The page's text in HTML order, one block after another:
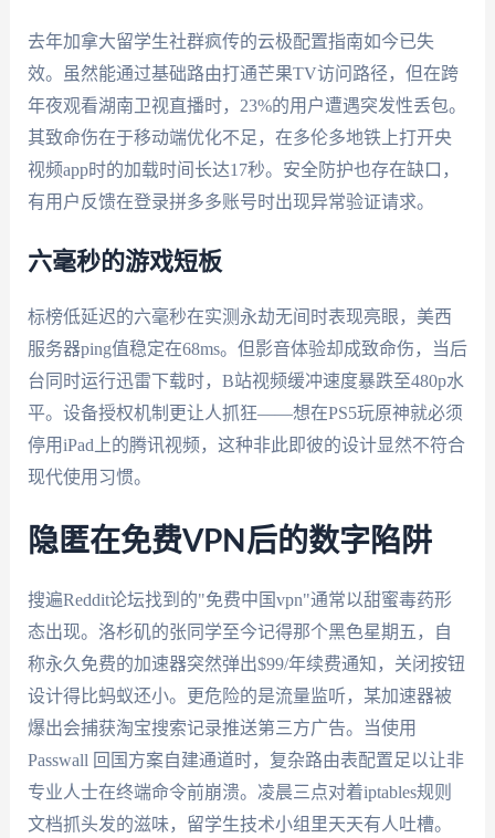
去年加拿大留学生社群疯传的云极配置指南如今已失
效。虽然能通过基础路由打通芒果TV访问路径，但在跨
年夜观看湖南卫视直播时，23%的用户遭遇突发性丢包。
其致命伤在于移动端优化不足，在多伦多地铁上打开央
视频app时的加载时间长达17秒。安全防护也存在缺口，
有用户反馈在登录拼多多账号时出现异常验证请求。
六毫秒的游戏短板
标榜低延迟的六毫秒在实测永劫无间时表现亮眼，美西
服务器ping值稳定在68ms。但影音体验却成致命伤，当后
台同时运行迅雷下载时，B站视频缓冲速度暴跌至480p水
平。设备授权机制更让人抓狂——想在PS5玩原神就必须
停用iPad上的腾讯视频，这种非此即彼的设计显然不符合
现代使用习惯。
隐匿在免费VPN后的数字陷阱
搜遍Reddit论坛找到的"免费中国vpn"通常以甜蜜毒药形
态出现。洛杉矶的张同学至今记得那个黑色星期五，自
称永久免费的加速器突然弹出$99/年续费通知，关闭按钮
设计得比蚂蚁还小。更危险的是流量监听，某加速器被
爆出会捕获淘宝搜索记录推送第三方广告。当使用
Passwall 回国方案自建通道时，复杂路由表配置足以让非
专业人士在终端命令前崩溃。凌晨三点对着iptables规则
文档抓头发的滋味，留学生技术小组里天天有人吐槽。